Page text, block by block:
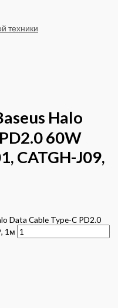
Halo
60W
CATGH-J09,
Data Cable Type-C PD2.0
1м